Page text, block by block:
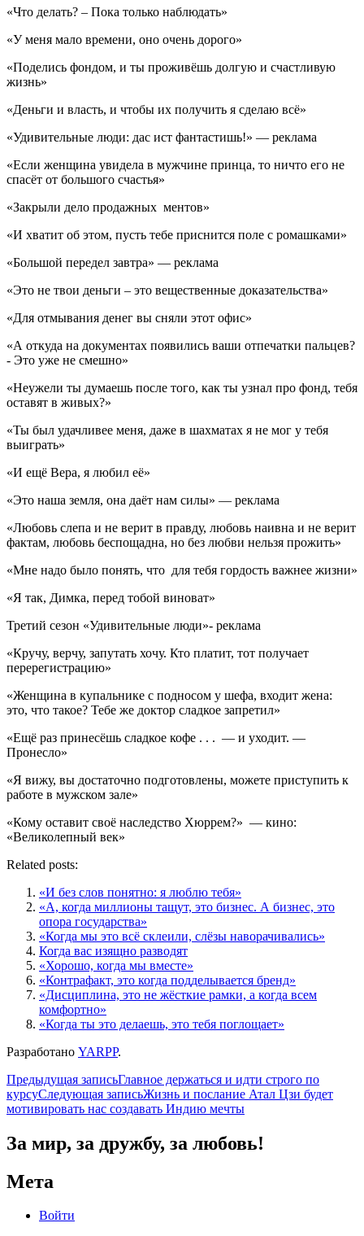
«Что делать? – Пока только наблюдать»
«У меня мало времени, оно очень дорого»
«Поделись фондом, и ты проживёшь долгую и счастливую
жизнь»
«Деньги и власть, и чтобы их получить я сделаю всё»
«Удивительные люди: дас ист фантастишь!» — реклама
«Если женщина увидела в мужчине принца, то ничто его не
спасёт от большого счастья»
«Закрыли дело продажных ментов»
«И хватит об этом, пусть тебе приснится поле с ромашками»
«Большой передел завтра» — реклама
«Это не твои деньги – это вещественные доказательства»
«Для отмывания денег вы сняли этот офис»
«А откуда на документах появились ваши отпечатки пальцев?
- Это уже не смешно»
«Неужели ты думаешь после того, как ты узнал про фонд, тебя
оставят в живых?»
«Ты был удачливее меня, даже в шахматах я не мог у тебя
выиграть»
«И ещё Вера, я любил её»
«Это наша земля, она даёт нам силы» — реклама
«Любовь слепа и не верит в правду, любовь наивна и не верит
фактам, любовь беспощадна, но без любви нельзя прожить»
«Мне надо было понять, что для тебя гордость важнее жизни»
«Я так, Димка, перед тобой виноват»
Третий сезон «Удивительные люди»- реклама
«Кручу, верчу, запутать хочу. Кто платит, тот получает
перерегистрацию»
«Женщина в купальнике с подносом у шефа, входит жена:
это, что такое? Тебе же доктор сладкое запретил»
«Ещё раз принесёшь сладкое кофе . . . — и уходит. —
Пронесло»
«Я вижу, вы достаточно подготовлены, можете приступить к
работе в мужском зале»
«Кому оставит своё наследство Хюррем?» — кино:
«Великолепный век»
Related posts:
«И без слов понятно: я люблю тебя»
«А, когда миллионы тащут, это бизнес. А бизнес, это
опора государства»
«Когда мы это всё склеили, слёзы наворачивались»
Когда вас изящно разводят
«Хорошо, когда мы вместе»
«Контрафакт, это когда подделывается бренд»
«Дисциплина, это не жёсткие рамки, а когда всем
комфортно»
«Когда ты это делаешь, это тебя поглощает»
Разработано YARPP.
Навигация
по
Предыдущая записьГлавное держаться и идти строго по
курсуСледующая записьЖизнь и послание Атал Цзи будет
мотивировать нас создавать Индию мечты
За мир, за дружбу, за любовь!
Мета
Войти